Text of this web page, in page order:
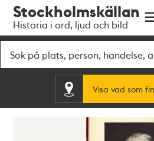
navigationen
huvudinnehållet
Stockholmskällan
Historia i ord, ljud och bild
Visa vad som